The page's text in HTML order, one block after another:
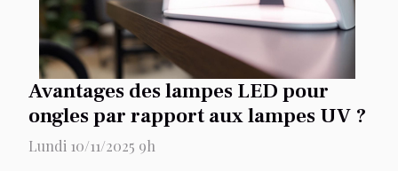
Avantages des lampes LED pour
ongles par rapport aux lampes UV ?
Lundi 10/11/2025 9h